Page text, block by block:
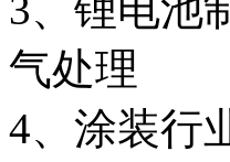
气处理
4、涂装行